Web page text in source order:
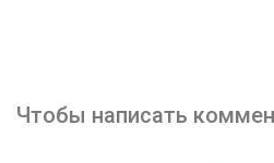
Чтобы написать